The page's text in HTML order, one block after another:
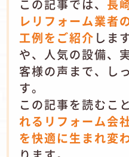
この記事では、 長
レリフォーム業者
工例をご紹介 しま
や、人気の設備、
客様の声まで、し
す。
この記事を読むこと
れるリフォーム会
を快適に生まれ変